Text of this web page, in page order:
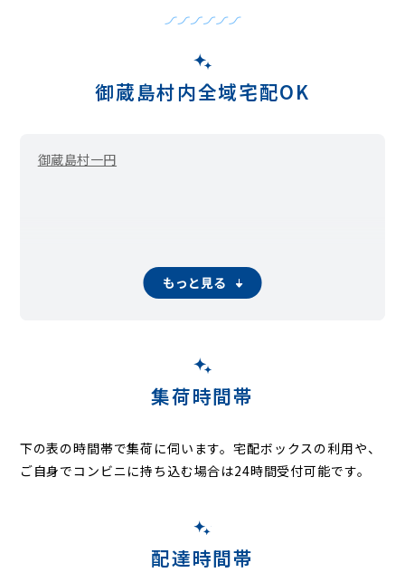
御蔵島村内全域宅配OK
御蔵島村一円
もっと見る
集荷時間帯
下の表の時間帯で集荷に伺います。宅配ボックスの利用や、
ご自身でコンビニに持ち込む場合は24時間受付可能です。
配達時間帯